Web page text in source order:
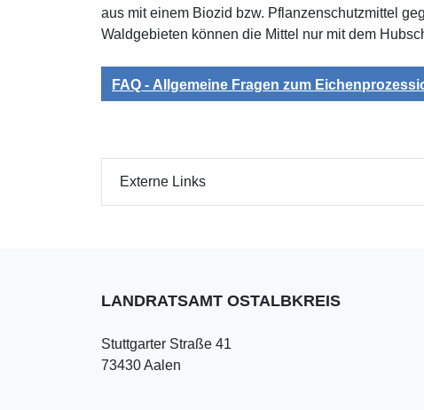
aus mit einem Biozid bzw. Pflanzenschutzmittel
Waldgebieten können die Mittel nur mit dem
FAQ - Allgemeine Fragen zum
Externe Links
LANDRATSAMT OSTALBKREIS
Stuttgarter Straße 41
73430 Aalen